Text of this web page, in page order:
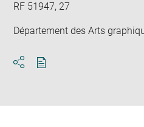
RF 51947, 27
Département des Arts